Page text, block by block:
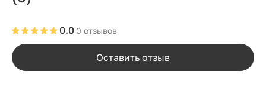
0 отзывов
0.0
Оставить отзыв